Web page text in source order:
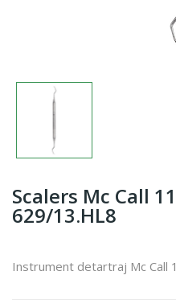
Scalers Mc Call
629/13.HL8
Instrument detartraj Mc Call